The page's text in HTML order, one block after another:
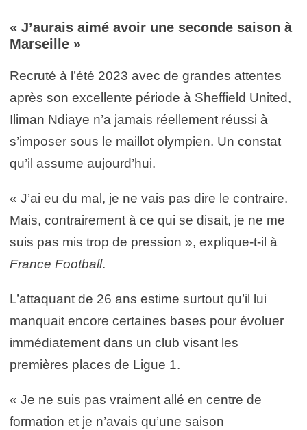
« J’aurais aimé avoir une seconde saison à
Marseille »
Recruté à l’été 2023 avec de grandes attentes
après son excellente période à Sheffield United,
Iliman Ndiaye n’a jamais réellement réussi à
s’imposer sous le maillot olympien. Un constat
qu’il assume aujourd’hui.
« J’ai eu du mal, je ne vais pas dire le contraire.
Mais, contrairement à ce qui se disait, je ne me
suis pas mis trop de pression », explique-t-il à
France Football.
L’attaquant de 26 ans estime surtout qu’il lui
manquait encore certaines bases pour évoluer
immédiatement dans un club visant les
premières places de Ligue 1.
« Je ne suis pas vraiment allé en centre de
formation et je n’avais qu’une saison